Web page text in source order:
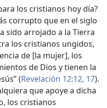
los cristianos hoy día?
corrupto que en el siglo
sido arrojado a la Tierra
los cristianos ungidos,
de [la mujer], los
de Dios y tienen la
(Revelación 12:12, 17).
que apoye a dicha
los cristianos